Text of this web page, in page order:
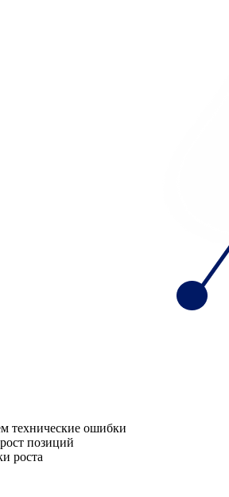
технические ошибки
позиций
роста